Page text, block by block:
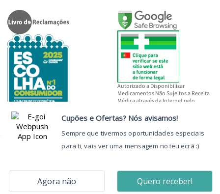
Autorizado a Disponibilizar
Medicamentos Não Sujeitos a Receita
Médica através da Internet pelo